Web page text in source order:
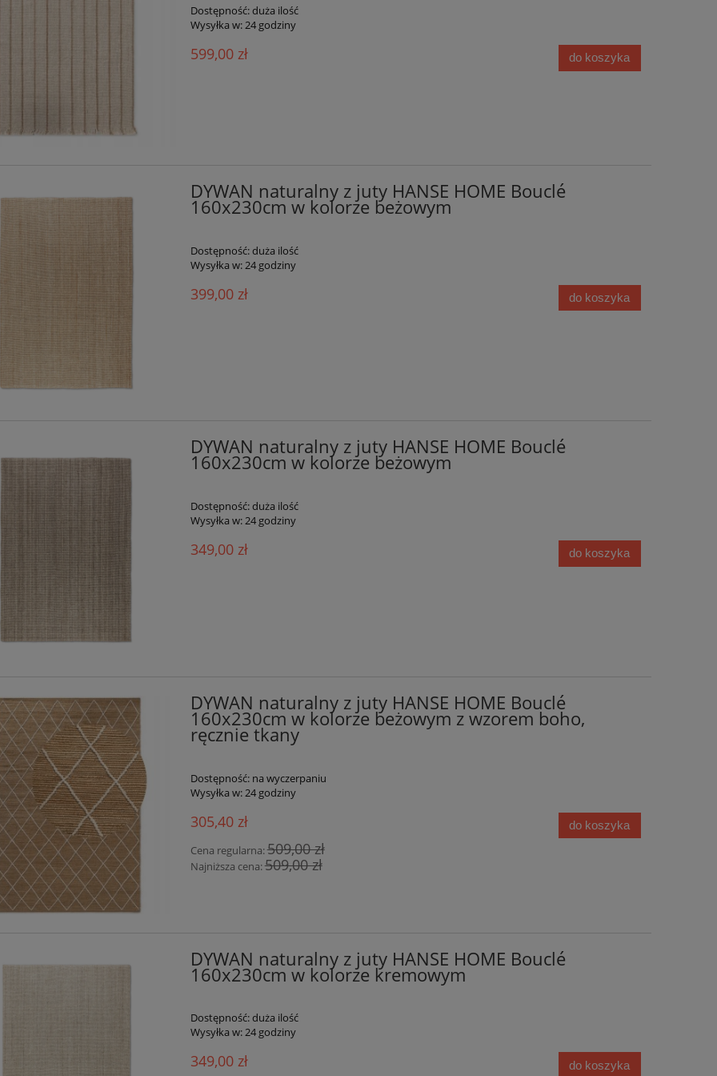
Dostępność:duża ilość
Wysyłka w:24 godziny
599,00 zł do koszyka
DYWAN naturalny z juty HANSE HOME Bouclé
160x230cm w kolorze beżowym
Dostępność:duża ilość
Wysyłka w:24 godziny
399,00 zł do koszyka
DYWAN naturalny z juty HANSE HOME Bouclé
160x230cm w kolorze beżowym
Dostępność:duża ilość
Wysyłka w:24 godziny
349,00 zł do koszyka
DYWAN naturalny z juty HANSE HOME Bouclé
160x230cm w kolorze beżowym z wzorem boho,
ręcznie tkany
Dostępność: na wyczerpaniu
Wysyłka w:24 godziny
305,40 zł
Cena regularna:509,00 zł
Najniższa cena:509,00 zł
do koszyka
DYWAN naturalny z juty HANSE HOME Bouclé
160x230cm w kolorze kremowym
Dostępność:duża ilość
Wysyłka w:24 godziny
349,00 zł do koszyka